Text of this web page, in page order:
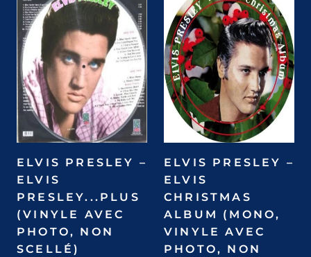
ELVIS PRESLEY –
ELVIS
PRESLEY...PLUS
(VINYLE AVEC
PHOTO, NON
SCELLÉ)
ELVIS PRESLEY –
ELVIS
CHRISTMAS
ALBUM (MONO,
VINYLE AVEC
PHOTO, NON